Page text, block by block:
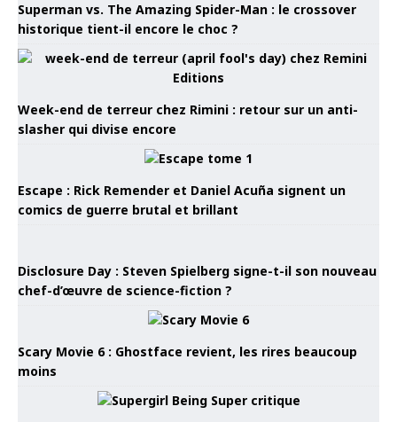
Superman vs. The Amazing Spider-Man : le crossover
historique tient-il encore le choc ?
Week-end de terreur chez Rimini : retour sur un anti-
slasher qui divise encore
Escape : Rick Remender et Daniel Acuña signent un
comics de guerre brutal et brillant
Disclosure Day : Steven Spielberg signe-t-il son nouveau
chef-d’œuvre de science-fiction ?
Scary Movie 6 : Ghostface revient, les rires beaucoup
moins